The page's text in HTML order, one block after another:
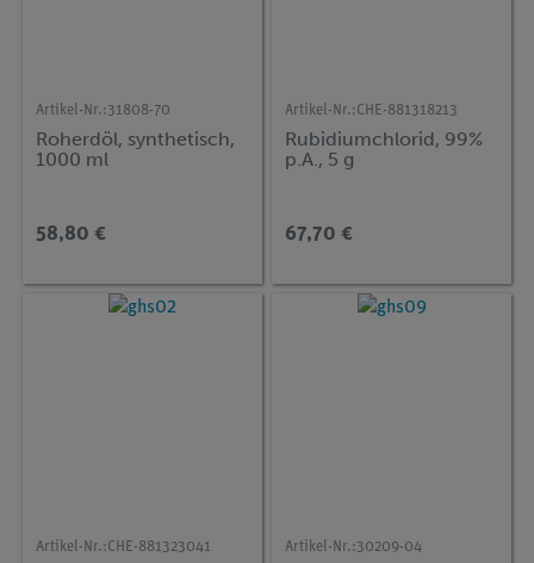
Artikel-Nr.:31808-70
Roherdöl, synthetisch,
1000 ml
58,80 €
Artikel-Nr.:CHE-881318213
Rubidiumchlorid, 99%
p.A., 5 g
67,70 €
Artikel-Nr.:CHE-881323041 Artikel-Nr.:30209-04